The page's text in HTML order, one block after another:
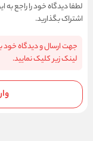
لطفا دیدگاه خود را راجع به
اشتراک بگذارید.
جهت ارسال و دیدگاه خود
لینک زیر کلیک نمایید.